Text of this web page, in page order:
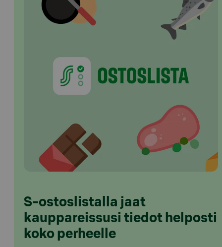
S-ostoslistalla jaat
kauppareissusi tiedot helposti
koko perheelle